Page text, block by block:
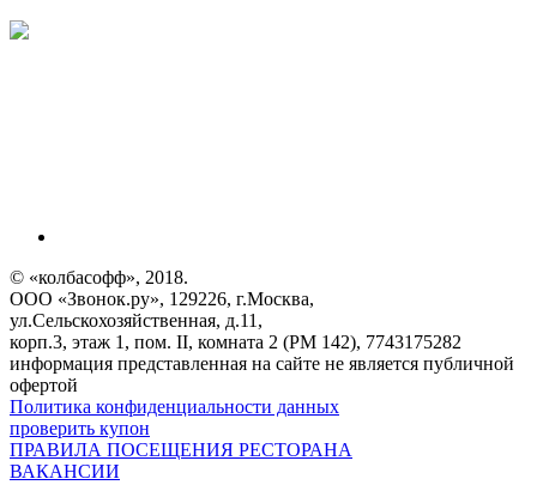
© «колбасофф», 2018.
ООО «Звонок.ру», 129226, г.Москва,
ул.Сельскохозяйственная, д.11,
корп.3, этаж 1, пом. II, комната 2 (РМ 142), 7743175282
информация представленная на сайте не является публичной
офертой
Политика конфиденциальности данных
проверить купон
ПРАВИЛА ПОСЕЩЕНИЯ РЕСТОРАНА
ВАКАНСИИ